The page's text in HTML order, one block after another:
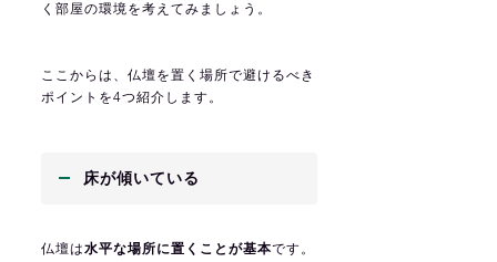
く部屋の環境を考えてみましょう。
ここからは、仏壇を置く場所で避けるべき
ポイントを4つ紹介します。
床が傾いている
仏壇は水平な場所に置くことが基本です。